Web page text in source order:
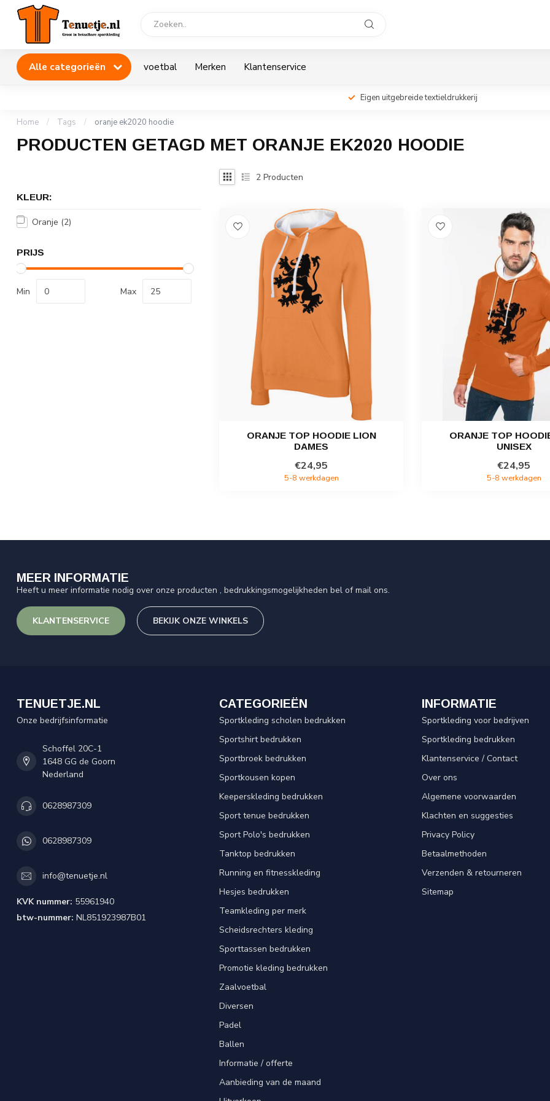
Alle categorieën voetbal Merken Klantenservice
Eigen uitgebreide textieldrukkerij
Home / Tags / oranje ek2020 hoodie
PRODUCTEN GETAGD MET ORANJE EK2020 HOODIE
KLEUR:
Oranje (2)
PRIJS
Min Max
2 Producten
ORANJE TOP HOODIE LION
DAMES
€24,95
5-8 werkdagen
ORANJE TOP
UNISEX
€24,95
5-8 werkdagen
MEER INFORMATIE
Heeft u meer informatie nodig over onze producten , bedrukkingsmogelijkheden bel of mail ons.
KLANTENSERVICE BEKIJK ONZE WINKELS
TENUETJE.NL
Onze bedrijfsinformatie
Schoffel 20C-1
1648 GG de Goorn
Nederland
0628987309
0628987309
info@tenuetje.nl
KVK nummer: 55961940
btw-nummer: NL851923987B01
CATEGORIEËN
Sportkleding scholen bedrukken
Sportshirt bedrukken
Sportbroek bedrukken
Sportkousen kopen
Keeperskleding bedrukken
Sport tenue bedrukken
Sport Polo's bedrukken
Tanktop bedrukken
Running en fitnesskleding
Hesjes bedrukken
Teamkleding per merk
Scheidsrechters kleding
Sporttassen bedrukken
Promotie kleding bedrukken
Zaalvoetbal
Diversen
Padel
Ballen
Informatie / offerte
Aanbieding van de maand
INFORMATIE
Sportkleding voor bedrijven
Sportkleding bedrukken
Klantenservice / Contact
Over ons
Algemene voorwaarden
Klachten en suggesties
Privacy Policy
Betaalmethoden
Verzenden & retourneren
Sitemap